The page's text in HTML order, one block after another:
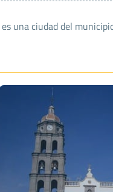
una ciudad del